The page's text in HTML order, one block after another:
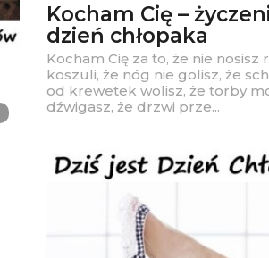
Kocham Cię –
dzień chłopaka
Kocham Cię za to, że nie nosisz
koszuli, że nóg nie golisz, że
od krewetek wolisz, że torby
dźwigasz, że drzwi prze...